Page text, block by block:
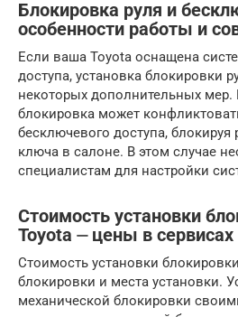
Блокировка руля и
особенности работы и
Если ваша Toyota оснащена
доступа, установка блокировки
некоторых дополнительных мер.
блокировка может
бесключевого доступа,
ключа в салоне. В этом случае
специалистам для настройки
Стоимость установки
Toyota ⏤ цены в
Стоимость установки
блокировки и места установки.
механической блокировки